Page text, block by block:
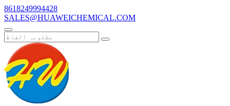
8618249994428
SALES@HUAWEICHEMICAL.COM